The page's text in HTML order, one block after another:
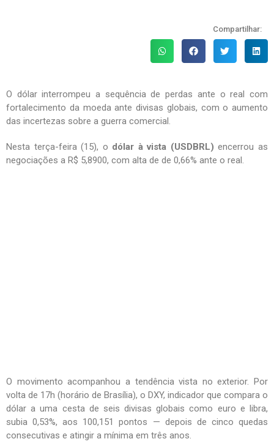
Compartilhar:
O dólar interrompeu a sequência de perdas ante o real com
fortalecimento da moeda ante divisas globais, com o aumento
das incertezas sobre a guerra comercial.
Nesta terça-feira (15), o dólar à vista (USDBRL) encerrou as
negociações a R$ 5,8900, com alta de de 0,66% ante o real.
O movimento acompanhou a tendência vista no exterior. Por
volta de 17h (horário de Brasília), o DXY, indicador que compara o
dólar a uma cesta de seis divisas globais como euro e libra,
subia 0,53%, aos 100,151 pontos — depois de cinco quedas
consecutivas e atingir a mínima em três anos.